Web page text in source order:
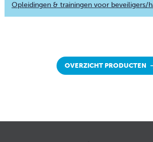
Opleidingen & trainingen voor beveiligers/
OVERZICHT PRODUCTEN